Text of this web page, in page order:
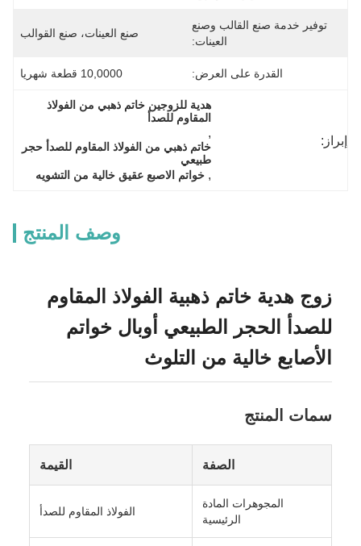
توفير خدمة صنع القالب وصنع
العينات:
صنع العينات، صنع القوالب
القدرة على العرض: 10,0000 قطعة شهريا
إبراز:
المقاوم للصدأ
,
طبيعي
, خواتم الاصبع عقيق خالية من التشويه
وصف المنتج
زوج هدية خاتم ذهبية الفولاذ المقاوم
للصدأ الحجر الطبيعي أوبال خواتم
الأصابع خالية من التلوث
سمات المنتج
الصفة القيمة
المجوهرات المادة
الرئيسية
الفولاذ المقاوم للصدأ